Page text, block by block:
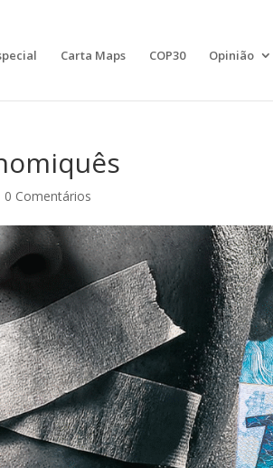
Carta Maps COP30 Opinião
0 Comentários